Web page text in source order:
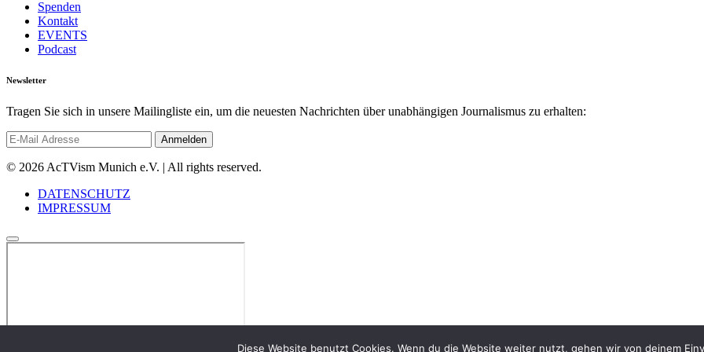
Spenden
Kontakt
EVENTS
Podcast
Newsletter
Tragen Sie sich in unsere Mailingliste ein, um die neuesten Nachrichten über unabhängigen Journalismus zu erhalten:
© 2026 AcTVism Munich e.V. | All rights reserved.
DATENSCHUTZ
IMPRESSUM
Diese Website benutzt Cookies. Wenn du die Website weiter nutzt, gehen wir von deinem